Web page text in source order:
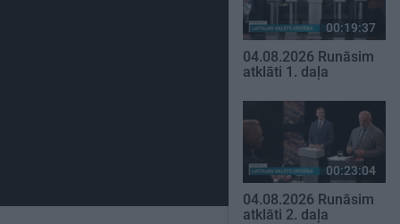
00:19:37
04.08.2026 Runāsim
atklāti 1. daļa
00:23:04
04.08.2026 Runāsim
atklāti 2. daļa